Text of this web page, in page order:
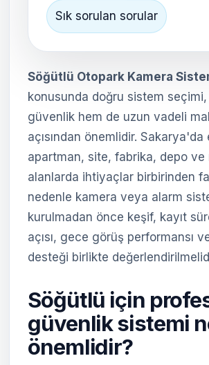
Sık sorulan sorular
Söğütlü Otopark Kamera
konusunda doğru sistem
güvenlik hem de uzun vadeli
açısından önemlidir.
apartman, site, fabrika, depo ve
alanlarda ihtiyaçlar birbirinden
nedenle kamera veya alarm
kurulmadan önce keşif, kayıt
açısı, gece görüş performansı
desteği birlikte
Söğütlü için
güvenlik sistemi
önemlidir?